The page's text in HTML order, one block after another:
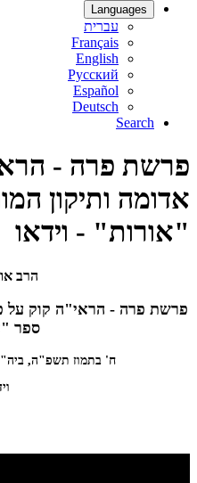
Languages
עברית
Français
English
Русский
Español
Deutsch
Search
פרשת פרה -
אדומה ותיקון
"אורות" - וידאו
הרב
פרשת פרה - הראי"ה קוק על
ספר
ח' בתמוז תשפ"ה,